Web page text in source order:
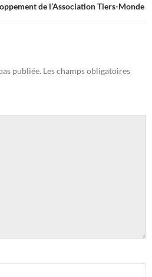
de l’Association Tiers-Monde
publiée. Les champs obligatoires